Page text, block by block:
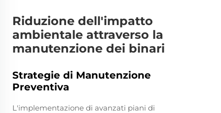
Riduzione dell'impatto
ambientale attraverso la
manutenzione dei binari
Strategie di Manutenzione
Preventiva
L'implementazione di avanzati piani di